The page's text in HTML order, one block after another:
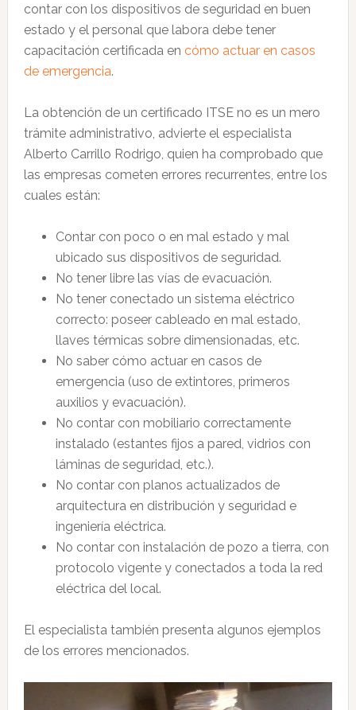
contar con los dispositivos de seguridad en buen
estado y el personal que labora debe tener
capacitación certificada en cómo actuar en casos
de emergencia.
La obtención de un certificado ITSE no es un mero
trámite administrativo, advierte el especialista
Alberto Carrillo Rodrigo, quien ha comprobado que
las empresas cometen errores recurrentes, entre los
cuales están:
Contar con poco o en mal estado y mal
ubicado sus dispositivos de seguridad.
No tener libre las vías de evacuación.
No tener conectado un sistema eléctrico
correcto: poseer cableado en mal estado,
llaves térmicas sobre dimensionadas, etc.
No saber cómo actuar en casos de
emergencia (uso de extintores, primeros
auxilios y evacuación).
No contar con mobiliario correctamente
instalado (estantes fijos a pared, vidrios con
láminas de seguridad, etc.).
No contar con planos actualizados de
arquitectura en distribución y seguridad e
ingeniería eléctrica.
No contar con instalación de pozo a tierra, con
protocolo vigente y conectados a toda la red
eléctrica del local.
El especialista también presenta algunos ejemplos
de los errores mencionados.